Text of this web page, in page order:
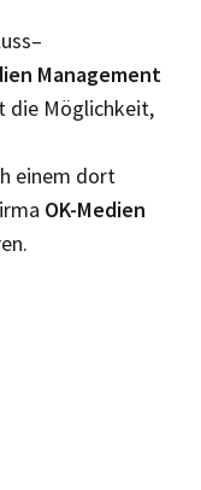
Management
die Möglichkeit,
einem dort
OK-Medien